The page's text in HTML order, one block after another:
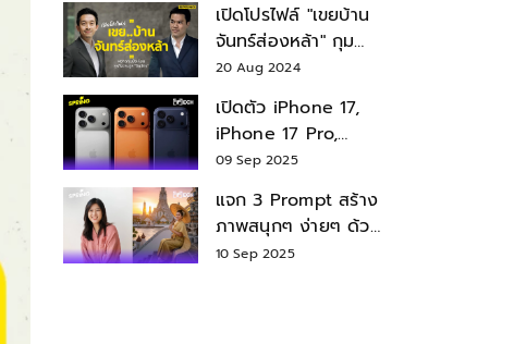
เปิดโปรไฟล์ "เขยบ้าน
จันทร์ส่องหล้า" กุม
บังเหียนธุรกิจตระกูล
"ชินวัตร"
20 Aug 2024
เปิดตัว iPhone 17,
iPhone 17 Pro,
iPhone 17 Air สเปค
09 Sep 2025
แจก 3 Prompt สร้าง
ภาพสนุกๆ ง่ายๆ ด้วย
Nano Banana ใน
10 Sep 2025